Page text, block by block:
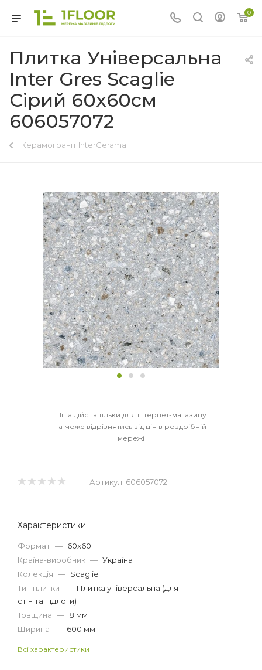
0
Плитка Універсальна
Inter Gres Scaglie
Сірий 60x60см
606057072
Керамограніт InterCerama
Ціна дійсна тільки для інтернет-магазину
та може відрізнятись від цін в роздрібній
мережі
Артикул: 606057072
Характеристики
Формат — 60х60
Країна-виробник — Україна
Колекція — Scaglie
Тип плитки — Плитка універсальна (для
стін та підлоги)
Товщина — 8 мм
Ширина — 600 мм
Всі характеристики